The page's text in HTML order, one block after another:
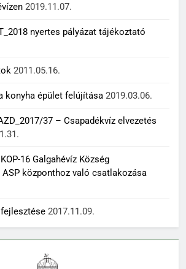
2019.11.07.
nyertes pályázat tájékoztató
2011.05.16.
konyha épület felújítása 2019.03.06.
37 – Csapadékvíz elvezetés
16 Galgahévíz Község
ASP központhoz való csatlakozása
2017.11.09.